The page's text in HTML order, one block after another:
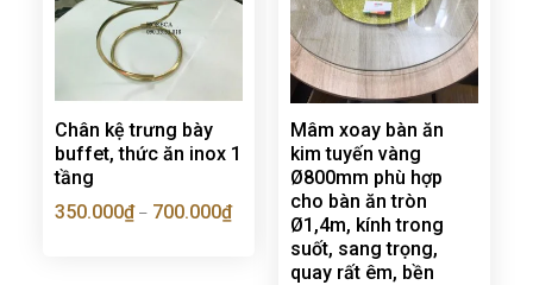
Chân kệ trưng bày
buffet, thức ăn inox 1
tầng
350.000₫– 700.000₫
Mâm xoay bàn ăn
kim tuyến vàng
Ø800mm phù hợp
cho bàn ăn tròn
Ø1,4m, kính trong
suốt, sang trọng,
quay rất êm, bền